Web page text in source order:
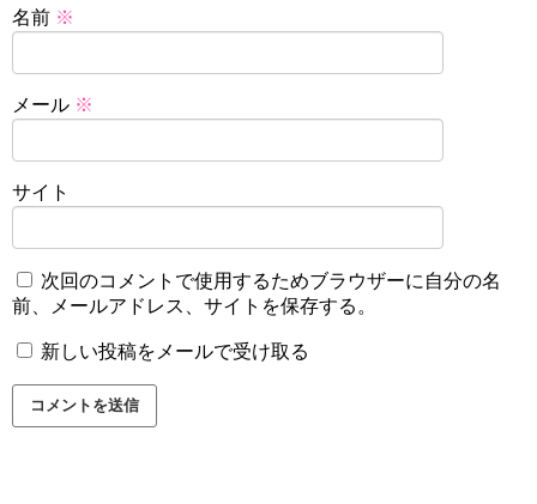
名前 ※
メール ※
サイト
次回のコメントで使用するためブラウザーに自分の名
前、メールアドレス、サイトを保存する。
新しい投稿をメールで受け取る